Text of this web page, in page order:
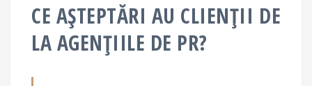
CE AȘTEPTĂRI AU CLIENȚII DE
LA AGENȚIILE DE PR?